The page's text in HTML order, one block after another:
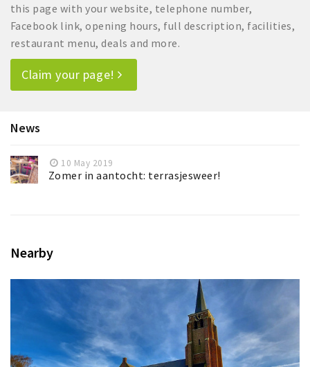
this page with your website, telephone number,
Facebook link, opening hours, full description, facilities,
restaurant menu, deals and more.
Claim your page!
News
10 May 2019
Zomer in aantocht: terrasjesweer!
Nearby